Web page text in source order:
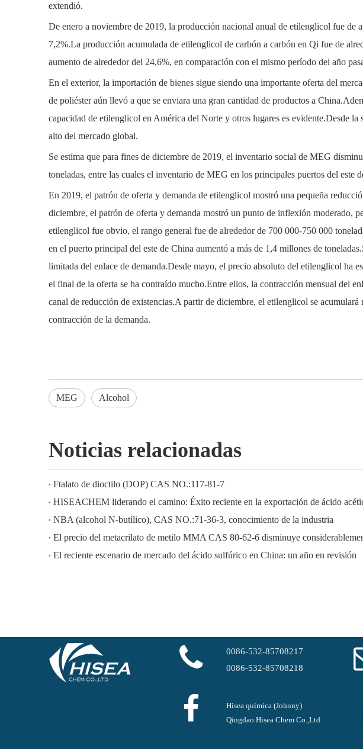
extendió.
De enero a noviembre de 2019, la producción nacional anual de etilenglicol fue de
7,2%.La producción acumulada de etilenglicol de carbón a carbón en Qi fue de
aumento de alrededor del 24,6%, en comparación con el mismo período del año
En el exterior, la importación de bienes sigue siendo una importante oferta del
de poliéster aún llevó a que se enviara una gran cantidad de productos a
capacidad de etilenglicol en América del Norte y otros lugares es evidente.Desde
alto del mercado global.
Se estima que para fines de diciembre de 2019, el inventario social de MEG
toneladas, entre las cuales el inventario de MEG en los principales puertos del este
En 2019, el patrón de oferta y demanda de etilenglicol mostró una pequeña
diciembre, el patrón de oferta y demanda mostró un punto de inflexión moderado,
etilenglicol fue obvio, el rango general fue de alrededor de 700 000-750 000
en el puerto principal del este de China aumentó a más de 1,4 millones de
limitada del enlace de demanda.Desde mayo, el precio absoluto del etilenglicol ha
el final de la oferta se ha contraído mucho.Entre ellos, la contracción mensual del
canal de reducción de existencias.A partir de diciembre, el etilenglicol se
contracción de la demanda.
MEG Alcohol
Noticias relacionadas
Ftalato de dioctilo (DOP) CAS NO.:117-81-7
NBA (alcohol N-butílico), CAS NO.:71-36-3, conocimiento de la industria
El precio del metacrilato de metilo MMA CAS 80-62-6 disminuye
El reciente escenario de mercado del ácido sulfúrico en China: un año en revisión
0086-532-85708217
0086-532-85708218
Hisea química (Johnny)
Qingdao Hisea Chem Co.,Ltd.